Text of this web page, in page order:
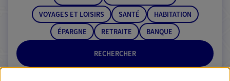
RECHERCHER
VOYAGES ET LOISIRS
SANTÉ
HABITATION
ÉPARGNE
RETRAITE BANQUE